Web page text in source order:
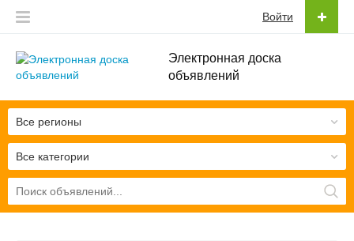
Электронная доска
объявлений
Войти
Все категории
Все регионы